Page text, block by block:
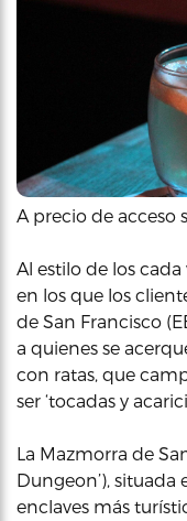
A precio de acceso
Al estilo de los cada
en los que los
de San Francisco
a quienes se
con ratas, que
ser ‘tocadas y
La Mazmorra de
Dungeon’), situada
enclaves más